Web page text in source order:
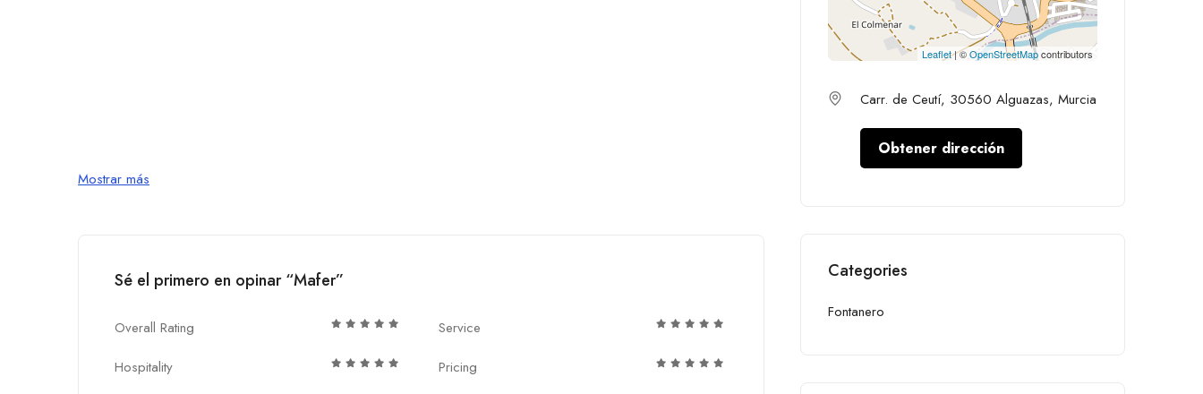
Mostrar más
Sé el primero en opinar “Mafer”
Overall Rating
Service
Hospitality
Pricing
Leaflet| ©OpenStreetMapcontributors
Carr. de Ceutí, 30560 Alguazas, Murcia
Obtener dirección
Categories
Fontanero